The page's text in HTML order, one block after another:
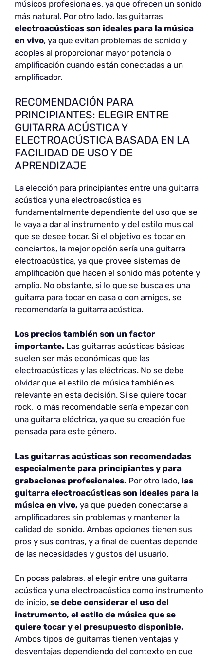
músicos profesionales, ya que ofrecen un sonido
más natural. Por otro lado, las guitarras
electroacústicas son ideales para la música
en vivo, ya que evitan problemas de sonido y
acoples al proporcionar mayor potencia o
amplificación cuando están conectadas a un
amplificador.
RECOMENDACIÓN PARA
PRINCIPIANTES: ELEGIR ENTRE
GUITARRA ACÚSTICA Y
ELECTROACÚSTICA BASADA EN LA
FACILIDAD DE USO Y DE
APRENDIZAJE
La elección para principiantes entre una guitarra
acústica y una electroacústica es
fundamentalmente dependiente del uso que se
le vaya a dar al instrumento y del estilo musical
que se desee tocar. Si el objetivo es tocar en
conciertos, la mejor opción sería una guitarra
electroacústica, ya que provee sistemas de
amplificación que hacen el sonido más potente y
amplio. No obstante, si lo que se busca es una
guitarra para tocar en casa o con amigos, se
recomendaría la guitarra acústica.
Los precios también son un factor
importante. Las guitarras acústicas básicas
suelen ser más económicas que las
electroacústicas y las eléctricas. No se debe
olvidar que el estilo de música también es
relevante en esta decisión. Si se quiere tocar
rock, lo más recomendable sería empezar con
una guitarra eléctrica, ya que su creación fue
pensada para este género.
Las guitarras acústicas son recomendadas
especialmente para principiantes y para
grabaciones profesionales. Por otro lado, las
guitarra electroacústicas son ideales para la
música en vivo, ya que pueden conectarse a
amplificadores sin problemas y mantener la
calidad del sonido. Ambas opciones tienen sus
pros y sus contras, y a final de cuentas depende
de las necesidades y gustos del usuario.
En pocas palabras, al elegir entre una guitarra
acústica y una electroacústica como instrumento
de inicio, se debe considerar el uso del
instrumento, el estilo de música que se
quiere tocar y el presupuesto disponible.
Ambos tipos de guitarras tienen ventajas y
desventajas dependiendo del contexto en que